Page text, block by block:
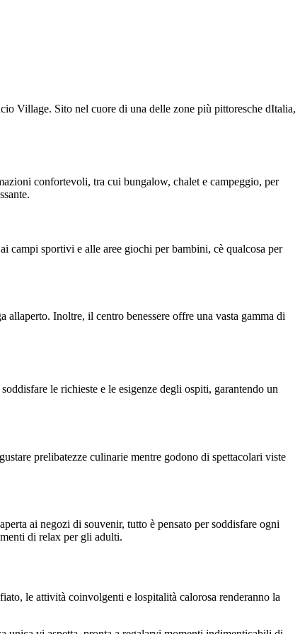
Village. Sito nel cuore di una delle zone più pittoresche dItalia,
confortevoli, tra cui bungalow, chalet e campeggio, per
campi sportivi e alle aree giochi per bambini, cè qualcosa per
allaperto. Inoltre, il centro benessere offre una vasta gamma di
le richieste e le esigenze degli ospiti, garantendo un
prelibatezze culinarie mentre godono di spettacolari viste
ai negozi di souvenir, tutto è pensato per soddisfare ogni
di relax per gli adulti.
le attività coinvolgenti e lospitalità calorosa renderanno la